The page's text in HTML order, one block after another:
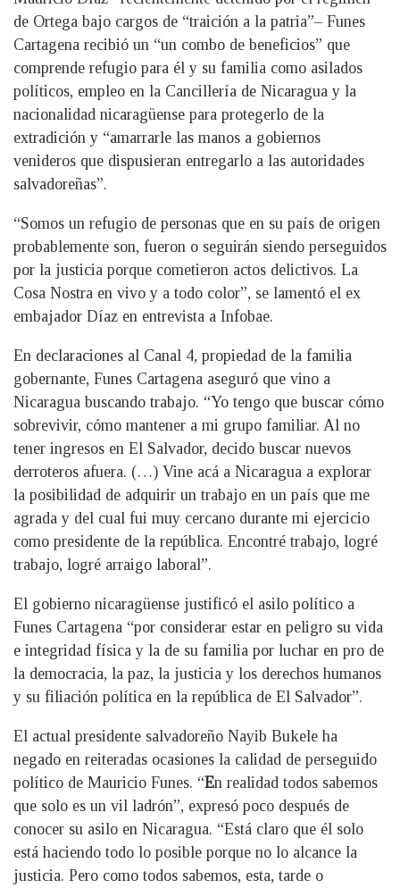
de Ortega bajo cargos de “traición a la patria”– Funes
Cartagena recibió un “un combo de beneficios” que
comprende refugio para él y su familia como asilados
políticos, empleo en la Cancillería de Nicaragua y la
nacionalidad nicaragüense para protegerlo de la
extradición y “amarrarle las manos a gobiernos
venideros que dispusieran entregarlo a las autoridades
salvadoreñas”.
“Somos un refugio de personas que en su país de origen
probablemente son, fueron o seguirán siendo perseguidos
por la justicia porque cometieron actos delictivos. La
Cosa Nostra en vivo y a todo color”, se lamentó el ex
embajador Díaz en entrevista a Infobae.
En declaraciones al Canal 4, propiedad de la familia
gobernante, Funes Cartagena aseguró que vino a
Nicaragua buscando trabajo. “Yo tengo que buscar cómo
sobrevivir, cómo mantener a mi grupo familiar. Al no
tener ingresos en El Salvador, decido buscar nuevos
derroteros afuera. (…) Vine acá a Nicaragua a explorar
la posibilidad de adquirir un trabajo en un país que me
agrada y del cual fui muy cercano durante mi ejercicio
como presidente de la república. Encontré trabajo, logré
trabajo, logré arraigo laboral”.
El gobierno nicaragüense justificó el asilo político a
Funes Cartagena “por considerar estar en peligro su vida
e integridad física y la de su familia por luchar en pro de
la democracia, la paz, la justicia y los derechos humanos
y su filiación política en la república de El Salvador”.
El actual presidente salvadoreño Nayib Bukele ha
negado en reiteradas ocasiones la calidad de perseguido
político de Mauricio Funes. “En realidad todos sabemos
que solo es un vil ladrón”, expresó poco después de
conocer su asilo en Nicaragua. “Está claro que él solo
está haciendo todo lo posible porque no lo alcance la
justicia. Pero como todos sabemos, esta, tarde o